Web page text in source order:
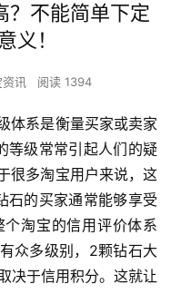
？不能简单下定
义！
资讯 阅读 1394
体系是衡量买家或卖家
等级常常引起人们的疑
很多淘宝用户来说，这
石的买家通常能够享受
淘宝的信用评价体系
众多级别，2颗钻石大
决于信用积分。这就让